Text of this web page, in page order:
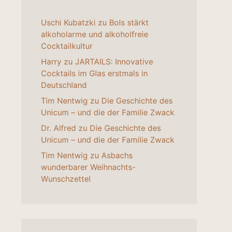
Uschi Kubatzki zu Bols stärkt
alkoholarme und alkoholfreie
Cocktailkultur
Harry zu JARTAILS: Innovative
Cocktails im Glas erstmals in
Deutschland
Tim Nentwig zu Die Geschichte des
Unicum – und die der Familie Zwack
Dr. Alfred zu Die Geschichte des
Unicum – und die der Familie Zwack
Tim Nentwig zu Asbachs
wunderbarer Weihnachts-
Wunschzettel